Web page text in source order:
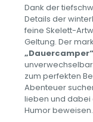
Dank der
Details der
feine Skelett-
Geltung. Der
„Dauercamper“
zum perfekten
Abenteuer
lieben und dabei
Humor beweisen.